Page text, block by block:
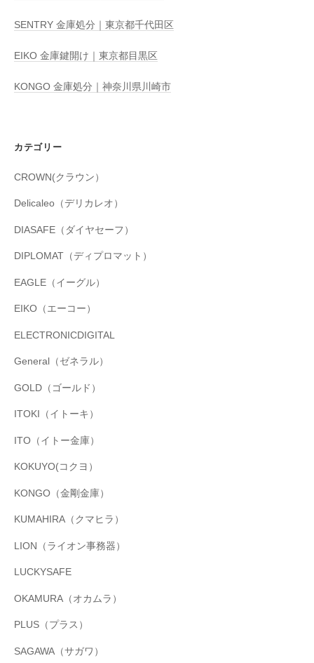
SENTRY 金庫処分｜東京都千代田区
EIKO 金庫鍵開け｜東京都目黒区
KONGO 金庫処分｜神奈川県川崎市
カテゴリー
CROWN(クラウン）
Delicaleo（デリカレオ）
DIASAFE（ダイヤセーフ）
DIPLOMAT（ディプロマット）
EAGLE（イーグル）
EIKO（エーコー）
ELECTRONICDIGITAL
General（ゼネラル）
GOLD（ゴールド）
ITOKI（イトーキ）
ITO（イトー金庫）
KOKUYO(コクヨ）
KONGO（金剛金庫）
KUMAHIRA（クマヒラ）
LION（ライオン事務器）
LUCKYSAFE
OKAMURA（オカムラ）
PLUS（プラス）
SAGAWA（サガワ）